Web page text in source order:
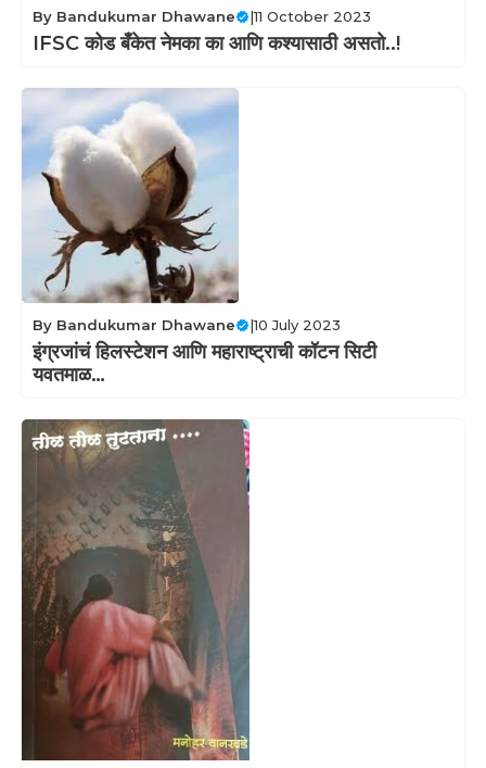
By Bandukumar Dhawane |11 October 2023
IFSC कोड बँकेत नेमका का आणि कश्यासाठी असतो..!
By Bandukumar Dhawane |10 July 2023
इंग्रजांचं हिलस्टेशन आणि महाराष्ट्राची कॉटन सिटी
यवतमाळ…